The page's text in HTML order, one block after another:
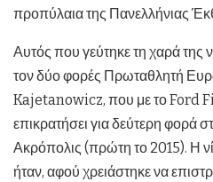
προπύλαια της Πανελλήνιας
Αυτός που γεύτηκε τη χαρά της
τον δύο φορές Πρωταθλητή
Kajetanowicz, που με το Ford
επικρατήσει για δεύτερη φορά
Ακρόπολις (πρώτη το 2015). Η
ήταν, αφού χρειάστηκε να